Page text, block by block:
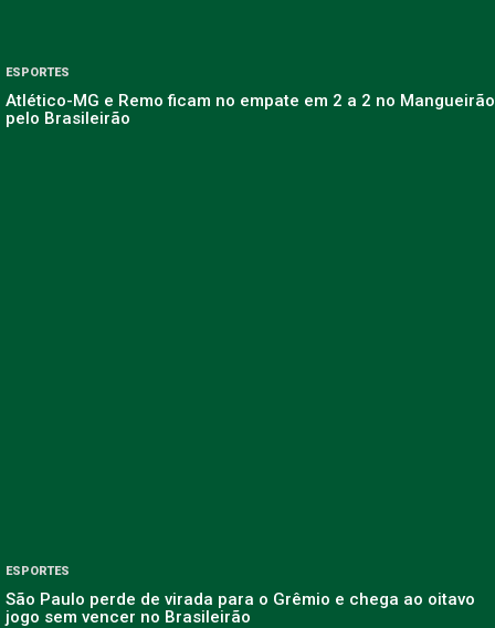
ESPORTES
Atlético-MG e Remo ficam no empate em 2 a 2 no Mangueirão
pelo Brasileirão
ESPORTES
São Paulo perde de virada para o Grêmio e chega ao oitavo
jogo sem vencer no Brasileirão